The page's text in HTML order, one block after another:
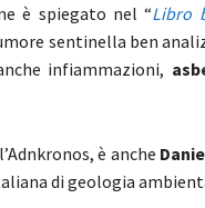
è spiegato nel “Libro
sentinella ben
infiammazioni,
è anche
di geologia